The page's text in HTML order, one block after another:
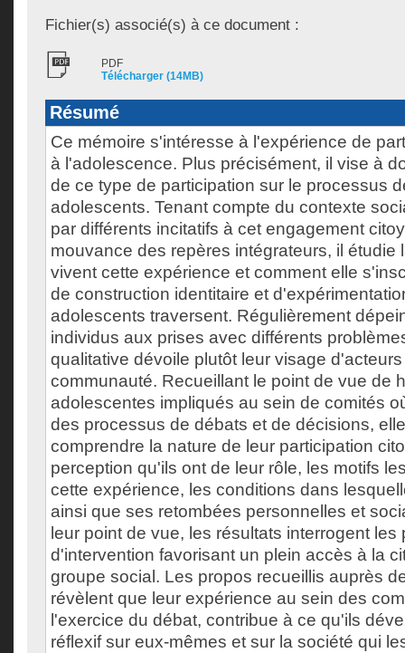
Fichier(s) associé(s) à ce document :
PDF
Télécharger (14MB)
Résumé
Ce mémoire s'intéresse à l'expérience de
à l'adolescence. Plus précisément, il vise à
de ce type de participation sur le processus
adolescents. Tenant compte du contexte
par différents incitatifs à cet engagement
mouvance des repères intégrateurs, il étudie
vivent cette expérience et comment elle
de construction identitaire et
adolescents traversent. Régulièrement
individus aux prises avec différents
qualitative dévoile plutôt leur visage
communauté. Recueillant le point de vue de
adolescentes impliqués au sein de comités
des processus de débats et de décisions,
comprendre la nature de leur participation
perception qu'ils ont de leur rôle, les motifs
cette expérience, les conditions dans
ainsi que ses retombées personnelles et
leur point de vue, les résultats interrogent les
d'intervention favorisant un plein accès à la
groupe social. Les propos recueillis auprès
révèlent que leur expérience au sein des
l'exercice du débat, contribue à ce qu'ils
réflexif sur eux-mêmes et sur la société qui